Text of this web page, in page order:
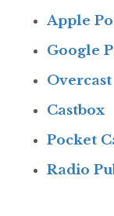
Apple
Google
Overcast
Castbox
Pocket
Radio